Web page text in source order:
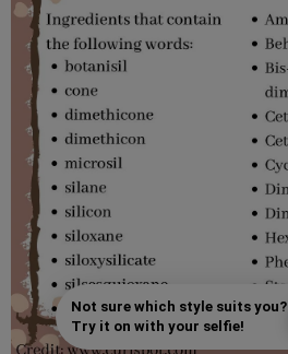
Not sure which style suits you?
Try it on with your selfie!